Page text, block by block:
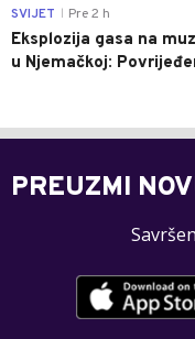
SVIJET Pre 2 h
Eksplozija gasa na
u Njemačkoj:
PREUZMI